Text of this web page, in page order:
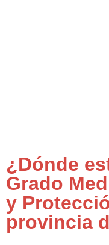
¿Dónde
Grado
y
provincia